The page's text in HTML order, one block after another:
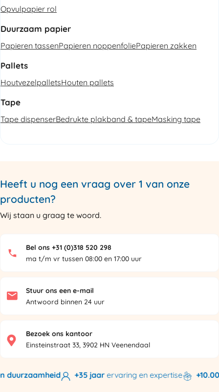
Opvulpapier rol
Duurzaam papier
Papieren tassenPapieren noppenfoliePapieren zakken
Pallets
HoutvezelpalletsHouten pallets
Tape
Tape dispenserBedrukte plakband & tapeMasking tape
Heeft u nog een vraag over 1 van onze
producten?
Wij staan u graag te woord.
Bel ons +31 (0)318 520 298
ma t/m vr tussen 08:00 en 17:00 uur
Stuur ons een e-mail
Antwoord binnen 24 uur
Bezoek ons kantoor
Einsteinstraat 33, 3902 HN Veenendaal
+35 jaarervaring en expertise